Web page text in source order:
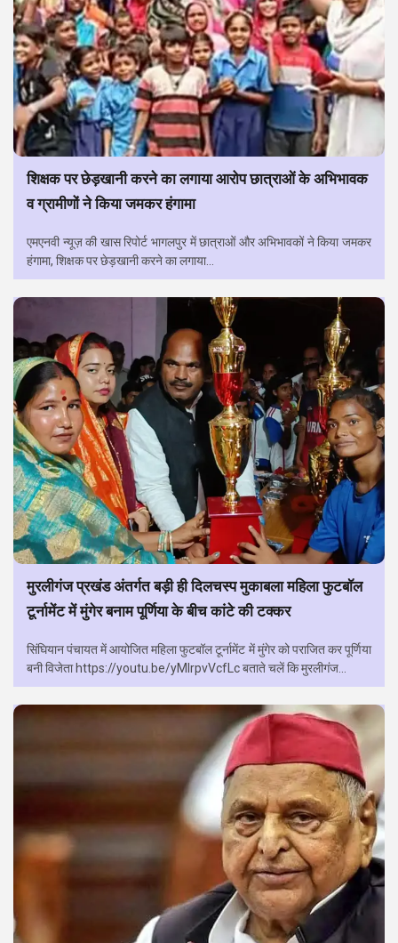
शिक्षक पर छेड़खानी करने का लगाया आरोप छात्राओं के अभिभावक
व ग्रामीणों ने किया जमकर हंगामा
एमएनवी न्यूज़ की खास रिपोर्ट भागलपुर में छात्राओं और अभिभावकों ने किया जमकर
हंगामा, शिक्षक पर छेड़खानी करने का लगाया...
मुरलीगंज प्रखंड अंतर्गत बड़ी ही दिलचस्प मुकाबला महिला फुटबॉल
टूर्नामेंट में मुंगेर बनाम पूर्णिया के बीच कांटे की टक्कर
सिंघियान पंचायत में आयोजित महिला फुटबॉल टूर्नामेंट में मुंगेर को पराजित कर पूर्णिया
बनी विजेता https://youtu.be/yMlrpvVcfLc बताते चलें कि मुरलीगंज...